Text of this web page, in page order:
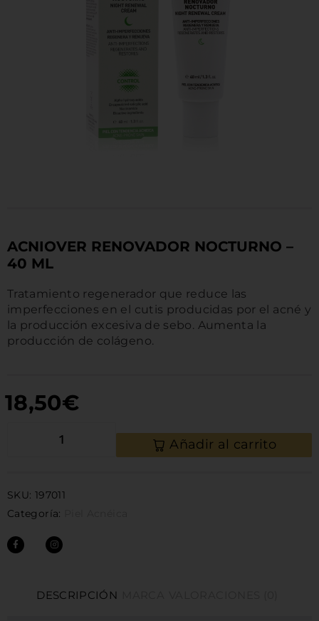
MARCAS
ACNIOVER RENOVADOR NOCTURNO –
40 ML
Tratamiento regenerador que reduce las
imperfecciones en el cutis producidas por el acné y
la producción excesiva de sebo. Aumenta la
producción de colágeno.
18,50€
Añadir al carrito
SKU: 197011
Categoría:
DESCRIPCIÓN